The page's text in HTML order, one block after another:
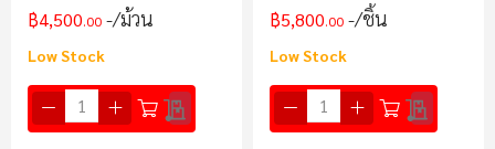
฿4,500.00 /ม้วน
Low Stock
฿5,800.00 /ชิ้น
Low Stock